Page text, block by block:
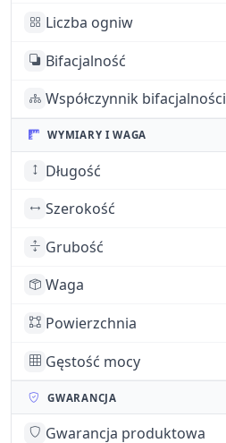
Liczba ogniw
Bifacjalność
Współczynnik bifacjalności
WYMIARY I WAGA
Długość
Szerokość
Grubość
Waga
Powierzchnia
Gęstość mocy
GWARANCJA
Gwarancja produktowa